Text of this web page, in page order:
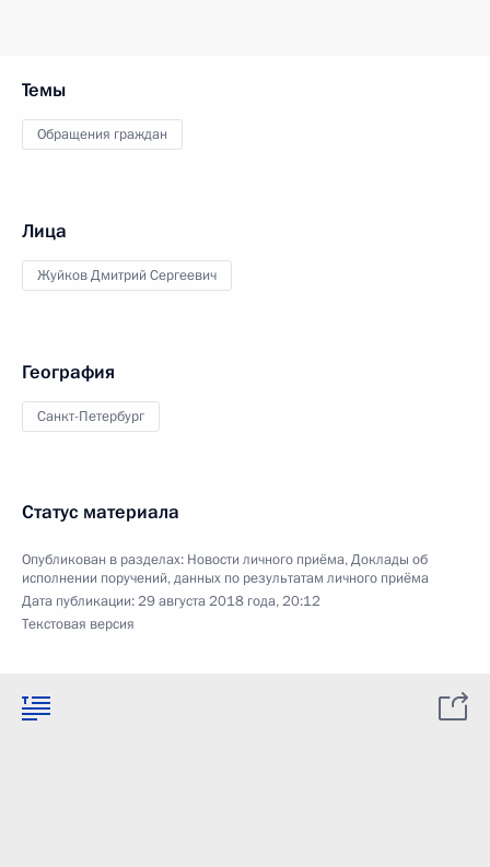
Темы
Обращения граждан
Лица
Жуйков Дмитрий Сергеевич
География
Санкт-Петербург
Статус материала
Опубликован в разделах: Новости личного приёма,Доклады об
исполнении поручений, данных по результатам личного приёма
Дата публикации:29 августа 2018 года, 20:12
Текстовая версия